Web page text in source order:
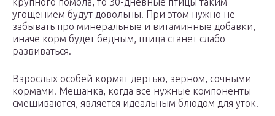
угощением будут довольны. При этом нужно не
забывать про минеральные и витаминные добавки,
иначе корм будет бедным, птица станет слабо
развиваться.
Взрослых особей кормят дертью, зерном, сочными
кормами. Мешанка, когда все нужные компоненты
смешиваются, является идеальным блюдом для уток.